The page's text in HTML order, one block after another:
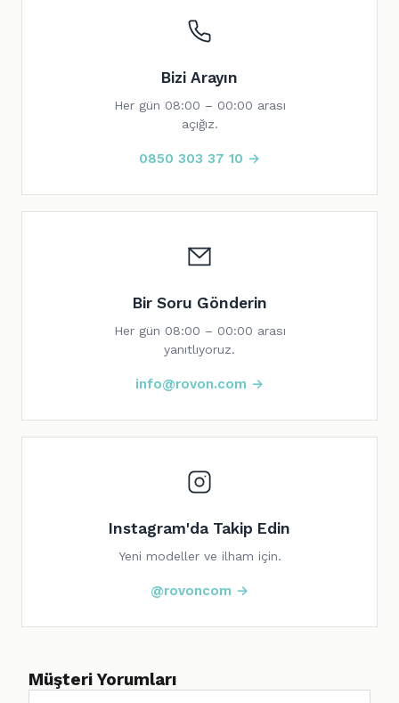
Bizi Arayın
Her gün 08:00 – 00:00 arası
açığız.
0850 303 37 10 →
Bir Soru Gönderin
Her gün 08:00 – 00:00 arası
yanıtlıyoruz.
info@rovon.com →
Instagram'da Takip Edin
Yeni modeller ve ilham için.
@rovoncom →
Müşteri Yorumları